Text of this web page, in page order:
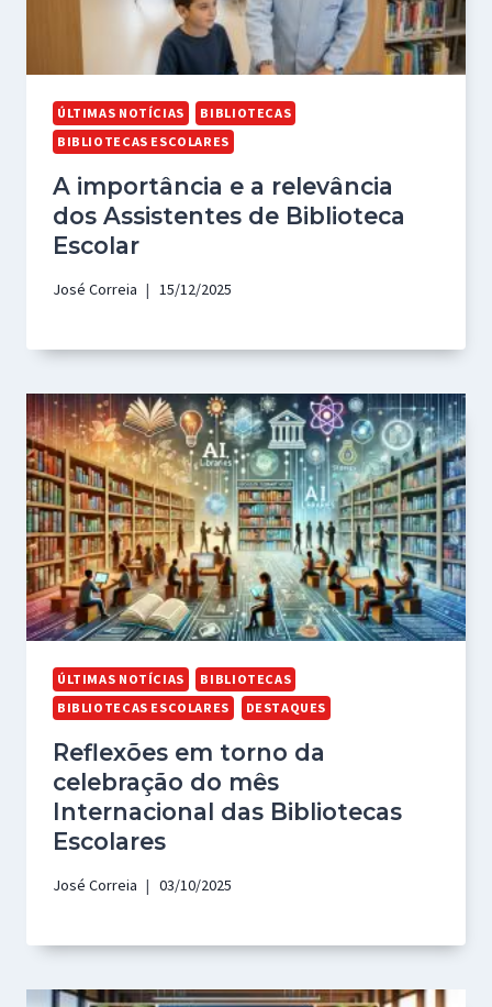
ÚLTIMAS NOTÍCIAS
BIBLIOTECAS
BIBLIOTECAS ESCOLARES
A importância e a relevância
dos Assistentes de Biblioteca
Escolar
José Correia 15/12/2025
ÚLTIMAS NOTÍCIAS
BIBLIOTECAS
BIBLIOTECAS ESCOLARES
DESTAQUES
Reflexões em torno da
celebração do mês
Internacional das Bibliotecas
Escolares
José Correia 03/10/2025